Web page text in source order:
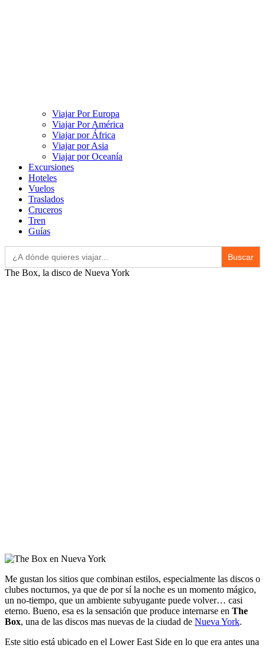
Viajar Por Europa
Viajar Por América
Viajar por África
Viajar por Asia
Viajar por Oceanía
Excursiones
Hoteles
Vuelos
Traslados
Cruceros
Tren
Guías
Buscar:
The Box, la disco de Nueva York
Me gustan los sitios que combinan estilos, especialmente las discos o
clubes nocturnos, ya que de por sí la noche es un momento mágico,
un no-tiempo, que un ambiente subyugante puede volver… casi
eterno. Bueno, esa es la sensación que produce internarse en The
Box, una de las discos mas nuevas de la ciudad de Nueva York.
Este sitio está ubicado en el Lower East Side en lo que era antes una